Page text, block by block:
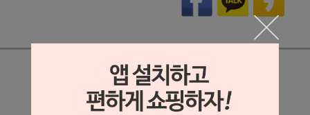
상세정보 새창 열기